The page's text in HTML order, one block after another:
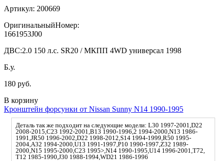
Артикул: 200669
ОригинальныйНомер:
1661953J00
ДВС:2.0 150 л.с. SR20 / МКПП 4WD универсал 1998
Б.у.
180 руб.
В корзину
Кронштейн форсунки от Nissan Sunny N14 1990-1995
Деталь так же подходит на следующие модели: L30 1997-2001,D22
2008-2015,C23 1992-2001,B13 1990-1996,2 1994-2000,N13 1986-
1991,JR50 1996-2002,D22 1998-2012,S14 1994-1999,R50 1995-
2004,A32 1994-2000,U13 1991-1997,P10 1990-1997,Z32 1989-
2000,N15 1995-2000,C23 1995>,N14 1990-1995,U14 1996-2001,T72,
T12 1985-1990,J30 1988-1994,WD21 1986-1996